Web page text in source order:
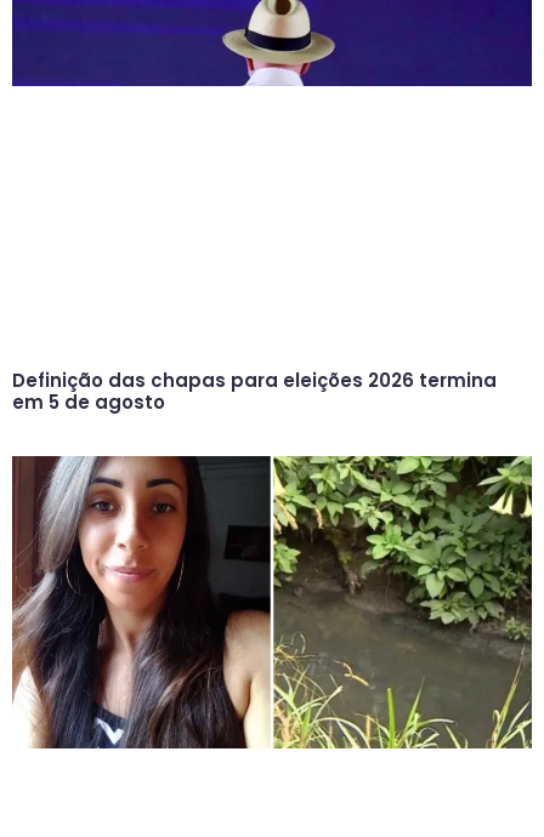
Definição das chapas para eleições 2026 termina
em 5 de agosto